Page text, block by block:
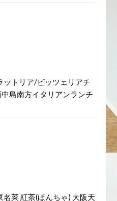
ットリア/ピッツェリアチ
島南方イタリアンランチ
名菜 紅茶(ほんちゃ) 大阪天